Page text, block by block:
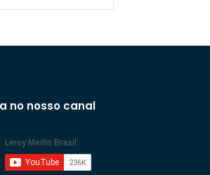
no nosso canal